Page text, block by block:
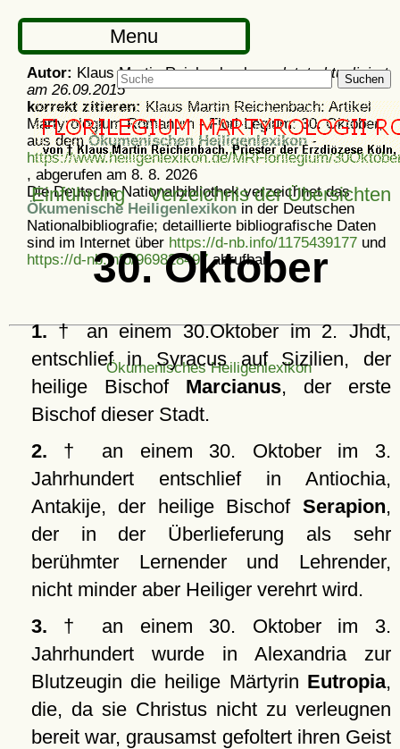
Menu
Suchen
Einführung Verzeichnis der Übersichten
30. Oktober
1.† an einem 30.Oktober im 2. Jhdt,
entschlief in Syracus auf Sizilien, der
heilige Bischof Marcianus, der erste
Bischof dieser Stadt.
2. † an einem 30. Oktober im 3.
Jahrhundert entschlief in Antiochia,
Antakije, der heilige Bischof Serapion,
der in der Überlieferung als sehr
berühmter Lernender und Lehrender,
nicht minder aber Heiliger verehrt wird.
3. † an einem 30. Oktober im 3.
Jahrhundert wurde in Alexandria zur
Blutzeugin die heilige Märtyrin Eutropia,
die, da sie Christus nicht zu verleugnen
bereit war, grausamst gefoltert ihren Geist
Autor: Klaus Martin Reichenbach -zuletzt aktualisiert
am 26.09.2015
korrekt zitieren:Klaus Martin Reichenbach: Artikel
Martyrologium Romanum - Flori-Legium: 30. Oktober,
aus demÖkumenischen Heiligenlexikon-
https://www.heiligenlexikon.de/MRFlorilegium/
, abgerufen am 8. 8. 2026
Die Deutsche Nationalbibliothek verzeichnet das
Ökumenische Heiligenlexikon in der Deutschen
Nationalbibliografie; detaillierte bibliografische Daten
sind im Internet über https://d-nb.info/1175439177 und
https://d-nb.info/969828497abrufbar.
Ökumenisches Heiligenlexikon